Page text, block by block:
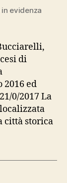
evidenza
di
2016 ed
0/2017 La
città storica